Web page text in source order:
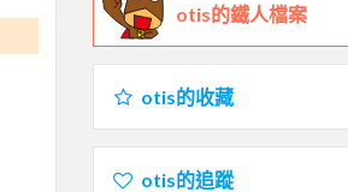
otis的鐵人檔案
otis的收藏
otis的追蹤